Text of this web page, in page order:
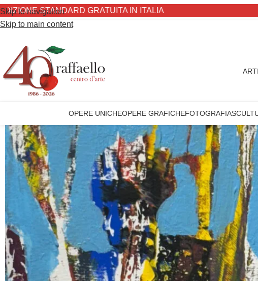
Skip to navigation
Skip to main content
STANDARD GRATUITA IN ITALIA
OPERE UNICHEOPERE GRAFICHEFOTOGRAFIA